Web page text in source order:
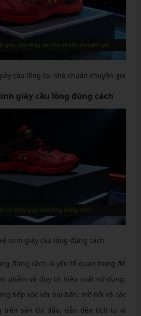
cầu lông tại nhà chuẩn chuyên gia
giày cầu lông đúng cách
sinh giày cầu lông đúng cách
đúng cách là yếu tố quan trọng để
phẩm và duy trì hiệu suất sử dụng.
tiếp xúc với bụi bẩn, mồ hôi và các
trên sân thi đấu, dẫn đến tích tụ vi